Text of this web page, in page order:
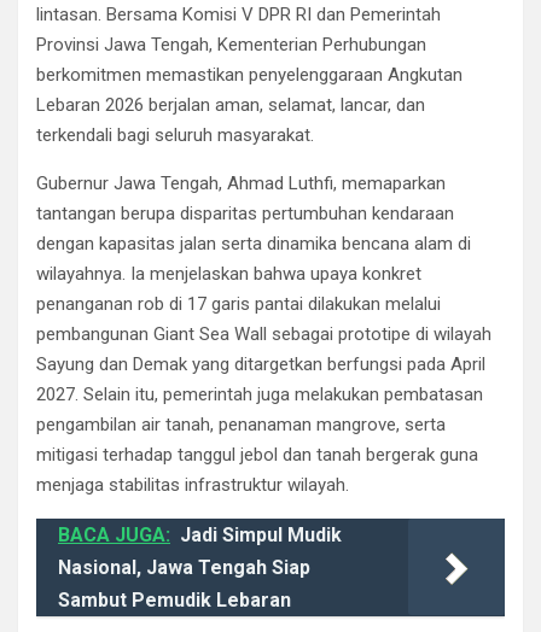
lintasan. Bersama Komisi V DPR RI dan Pemerintah
Provinsi Jawa Tengah, Kementerian Perhubungan
berkomitmen memastikan penyelenggaraan Angkutan
Lebaran 2026 berjalan aman, selamat, lancar, dan
terkendali bagi seluruh masyarakat.
Gubernur Jawa Tengah, Ahmad Luthfi, memaparkan
tantangan berupa disparitas pertumbuhan kendaraan
dengan kapasitas jalan serta dinamika bencana alam di
wilayahnya. Ia menjelaskan bahwa upaya konkret
penanganan rob di 17 garis pantai dilakukan melalui
pembangunan Giant Sea Wall sebagai prototipe di wilayah
Sayung dan Demak yang ditargetkan berfungsi pada April
2027. Selain itu, pemerintah juga melakukan pembatasan
pengambilan air tanah, penanaman mangrove, serta
mitigasi terhadap tanggul jebol dan tanah bergerak guna
menjaga stabilitas infrastruktur wilayah.
BACA JUGA: Jadi Simpul Mudik
Nasional, Jawa Tengah Siap
Sambut Pemudik Lebaran